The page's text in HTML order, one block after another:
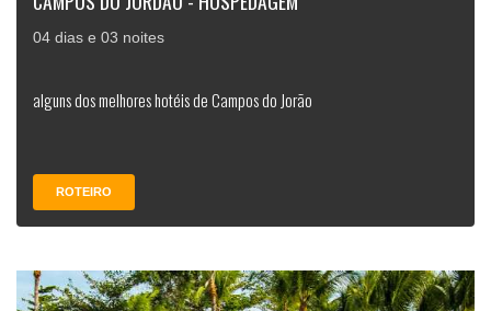
04 dias e 03 noites
alguns dos melhores hotéis de Campos do Jorão
ROTEIRO